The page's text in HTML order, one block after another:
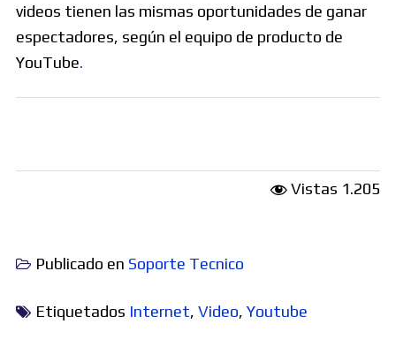
videos tienen las mismas oportunidades de ganar
espectadores, según el equipo de producto de
YouTube.
Vistas 1.205
Publicado en Soporte Tecnico
Etiquetados Internet, Video, Youtube